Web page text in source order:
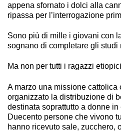
appena sfornato i dolci alla
ripassa per l’interrogazione
Sono più di mille i giovani con
sognano di completare gli studi
Ma non per tutti i ragazzi
A marzo una missione cattolica
organizzato la distribuzione di
destinata soprattutto a donne
Duecento persone che vivono
hanno ricevuto sale, zucchero,